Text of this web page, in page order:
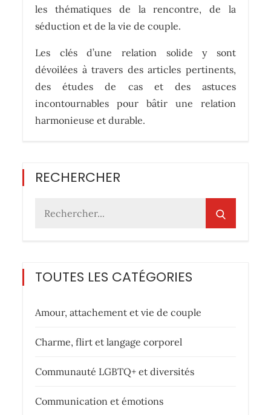
les thématiques de la rencontre, de la
séduction et de la vie de couple.
Les clés d’une relation solide y sont
dévoilées à travers des articles pertinents,
des études de cas et des astuces
incontournables pour bâtir une relation
harmonieuse et durable.
RECHERCHER
TOUTES LES CATÉGORIES
Amour, attachement et vie de couple
Charme, flirt et langage corporel
Communauté LGBTQ+ et diversités
Communication et émotions